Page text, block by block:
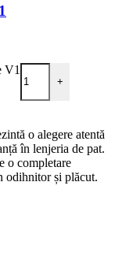
V1
+
o alegere atentă
în lenjeria de pat.
o completare
odihnitor și plăcut.